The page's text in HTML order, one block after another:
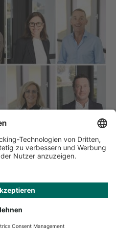
persönlich
gern persönlich zur Seite. Mit
gern bei der Auswahl der